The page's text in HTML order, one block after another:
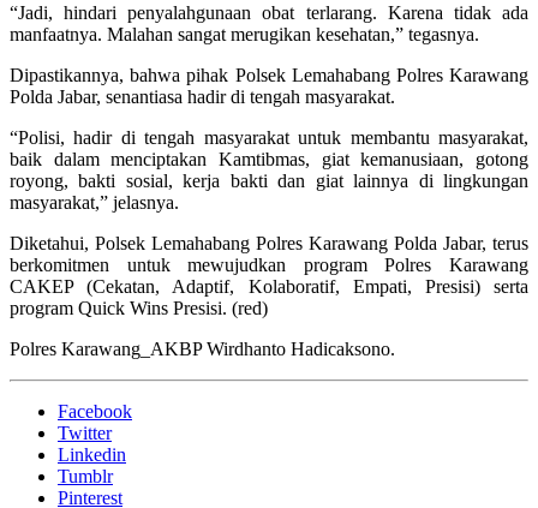
“Jadi, hindari penyalahgunaan obat terlarang. Karena tidak ada
manfaatnya. Malahan sangat merugikan kesehatan,” tegasnya.
Dipastikannya, bahwa pihak Polsek Lemahabang Polres Karawang
Polda Jabar, senantiasa hadir di tengah masyarakat.
“Polisi, hadir di tengah masyarakat untuk membantu masyarakat,
baik dalam menciptakan Kamtibmas, giat kemanusiaan, gotong
royong, bakti sosial, kerja bakti dan giat lainnya di lingkungan
masyarakat,” jelasnya.
Diketahui, Polsek Lemahabang Polres Karawang Polda Jabar, terus
berkomitmen untuk mewujudkan program Polres Karawang
CAKEP (Cekatan, Adaptif, Kolaboratif, Empati, Presisi) serta
program Quick Wins Presisi. (red)
Polres Karawang_AKBP Wirdhanto Hadicaksono.
Facebook
Twitter
Linkedin
Tumblr
Pinterest